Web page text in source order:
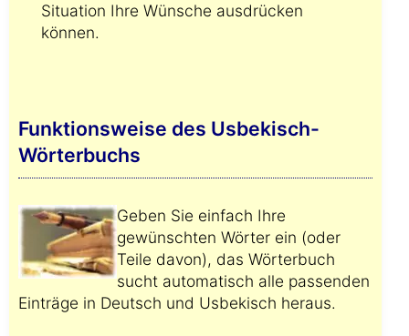
Situation Ihre Wünsche ausdrücken
können.
Funktionsweise des Usbekisch-
Wörterbuchs
Geben Sie einfach Ihre
gewünschten Wörter ein (oder
Teile davon), das Wörterbuch
sucht automatisch alle passenden
Einträge in Deutsch und Usbekisch heraus.